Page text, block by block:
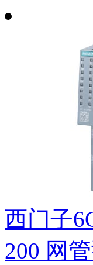
西门子
200 网